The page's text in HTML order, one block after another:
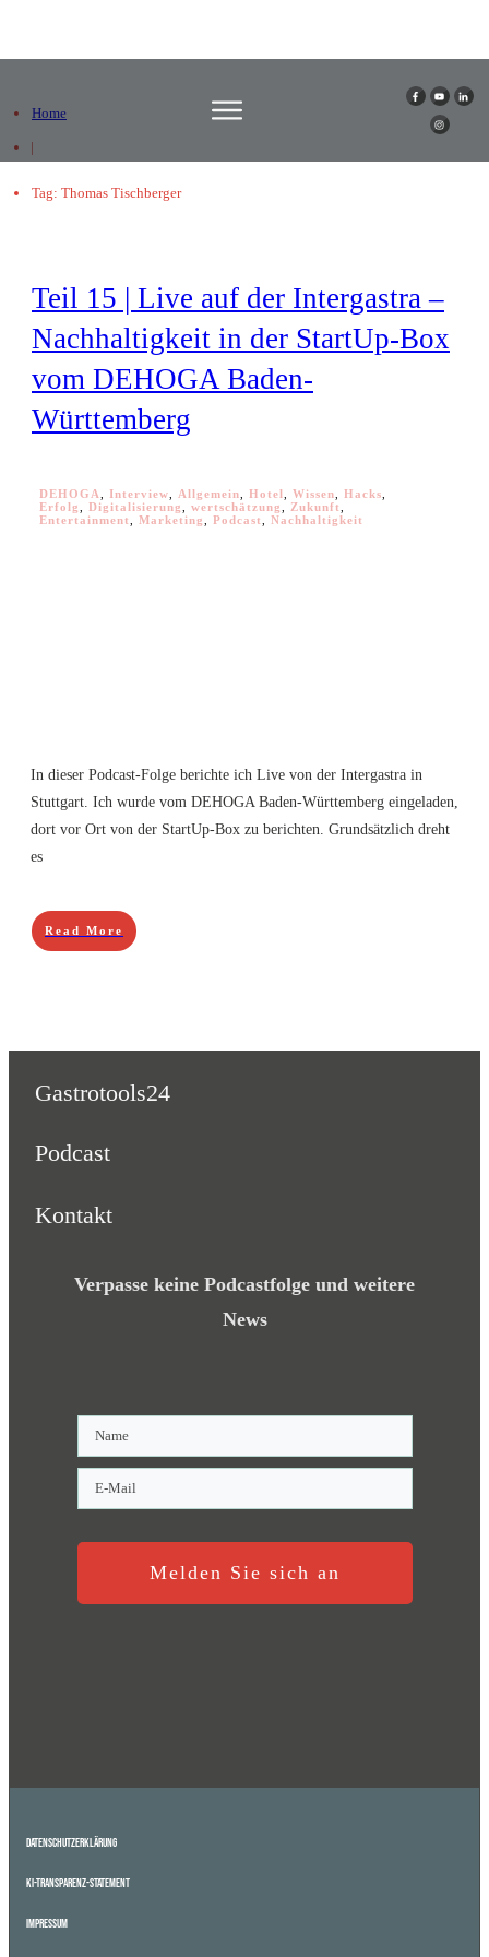
Home
|
Tag: Thomas Tischberger
Teil 15 | Live auf der Intergastra –
Nachhaltigkeit in der StartUp-Box
vom DEHOGA Baden-
Württemberg
DEHOGA Interview Allgemein Hotel Wissen Hacks
Erfolg
Digitalisierung wertschätzung Zukunft
Entertainment
Marketing Podcast Nachhaltigkeit
In dieser Podcast-Folge berichte ich Live von der Intergastra in
Stuttgart. Ich wurde vom DEHOGA Baden-Württemberg eingeladen,
dort vor Ort von der StartUp-Box zu berichten. Grundsätzlich dreht
es
Read More
Gastrotools24
Podcast
Kontakt
Verpasse keine Podcastfolge und weitere
News
Melden Sie sich an
Datenschutzerklärung
KI-Transparenz-Statement
Impressum